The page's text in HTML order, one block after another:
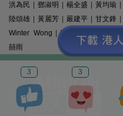
3 3
洪為民
鄧淑明 楊全盛 黃均瑜
陸頌雄
黃麗芳 嚴建平 甘文鋒
Winter Wong
K2 梁文新 羅崑
囍雨